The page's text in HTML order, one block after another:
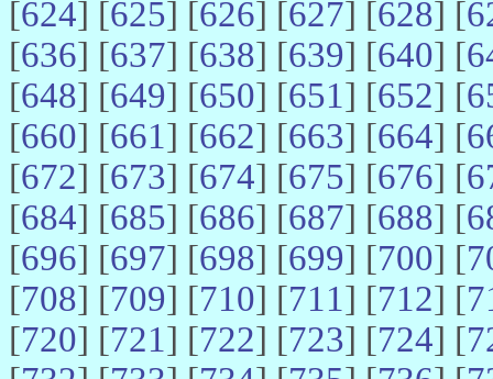
[624] [625] [626] [627] [628] [
[636] [637] [638] [639] [640] [
[648] [649] [650] [651] [652] [
[660] [661] [662] [663] [664] [
[672] [673] [674] [675] [676] [
[684] [685] [686] [687] [688] [
[696] [697] [698] [699] [700] [
[708] [709] [710] [711] [712] [
[720] [721] [722] [723] [724] [